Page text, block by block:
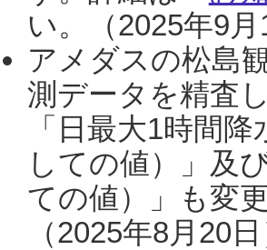
い。（2025年9月
アメダスの松島
測データを精査
「日最大1時間
しての値）」及
ての値）」も変
（2025年8月20日